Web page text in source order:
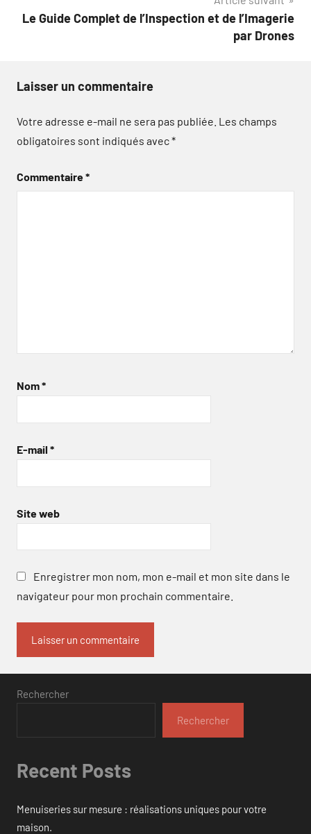
Le Guide Complet de l’Inspection et de l’Imagerie
par Drones
Laisser un commentaire
Votre adresse e-mail ne sera pas publiée. Les champs
obligatoires sont indiqués avec*
Commentaire*
Nom*
E-mail *
Site web
Enregistrer mon nom, mon e-mail et mon site dans le
navigateur pour mon prochain commentaire.
Rechercher
Rechercher
Recent Posts
Menuiseries sur mesure : réalisations uniques pour votre
maison.